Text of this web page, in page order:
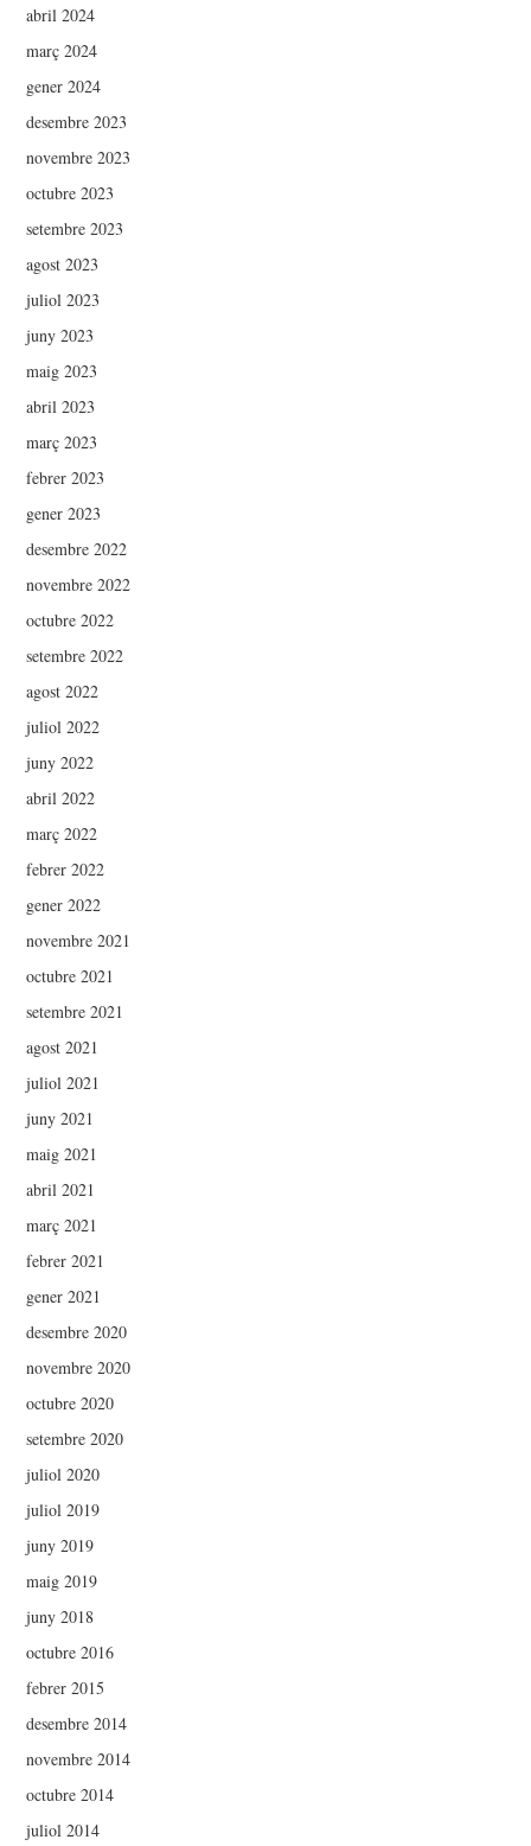
abril 2024
març 2024
gener 2024
desembre 2023
novembre 2023
octubre 2023
setembre 2023
agost 2023
juliol 2023
juny 2023
maig 2023
abril 2023
març 2023
febrer 2023
gener 2023
desembre 2022
novembre 2022
octubre 2022
setembre 2022
agost 2022
juliol 2022
juny 2022
abril 2022
març 2022
febrer 2022
gener 2022
novembre 2021
octubre 2021
setembre 2021
agost 2021
juliol 2021
juny 2021
maig 2021
abril 2021
març 2021
febrer 2021
gener 2021
desembre 2020
novembre 2020
octubre 2020
setembre 2020
juliol 2020
juliol 2019
juny 2019
maig 2019
juny 2018
octubre 2016
febrer 2015
desembre 2014
novembre 2014
octubre 2014
juliol 2014